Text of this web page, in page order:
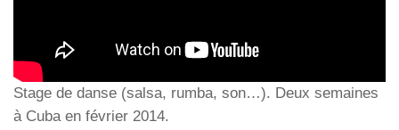
Stage de danse (salsa, rumba, son…). Deux semaines
à Cuba en février 2014.